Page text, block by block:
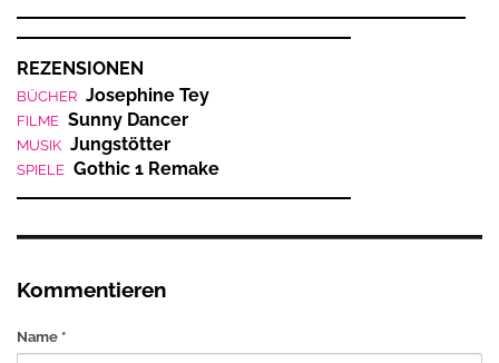
REZENSIONEN
BÜCHER Josephine Tey
FILME Sunny Dancer
MUSIK Jungstötter
SPIELE Gothic 1 Remake
Kommentieren
Name *